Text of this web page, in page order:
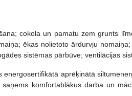
cokola un pamatu zem grunts
ēkas nolietoto ārdurvju
sistēmas pārbūve; ventilācijas
aprēķinātā
komfortablākus darba un